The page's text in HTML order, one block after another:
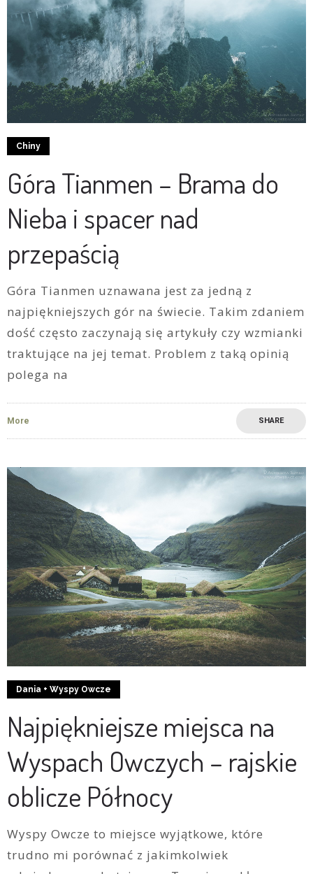
Chiny
Góra Tianmen – Brama do
Nieba i spacer nad
przepaścią
Góra Tianmen uznawana jest za jedną z
najpiękniejszych gór na świecie. Takim zdaniem
dość często zaczynają się artykuły czy wzmianki
traktujące na jej temat. Problem z taką opinią
polega na
More SHARE
Dania + Wyspy Owcze
Najpiękniejsze miejsca na
Wyspach Owczych – rajskie
oblicze Północy
Wyspy Owcze to miejsce wyjątkowe, które
trudno mi porównać z jakimkolwiek